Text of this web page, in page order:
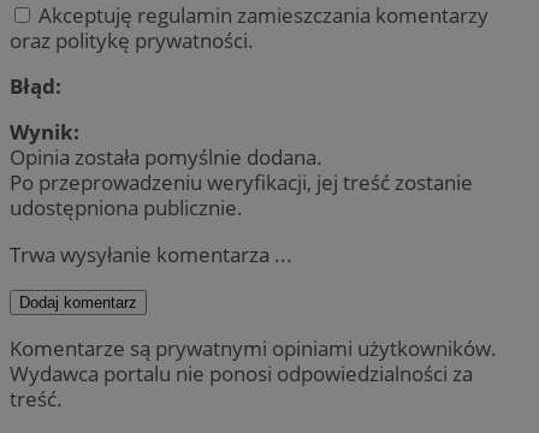
Akceptuję regulamin zamieszczania komentarzy
oraz politykę prywatności.
Błąd:
Wynik:
Opinia została pomyślnie dodana.
Po przeprowadzeniu weryfikacji, jej treść zostanie
udostępniona publicznie.
Trwa wysyłanie komentarza ...
Dodaj komentarz
Komentarze są prywatnymi opiniami użytkowników.
Wydawca portalu nie ponosi odpowiedzialności za
treść.